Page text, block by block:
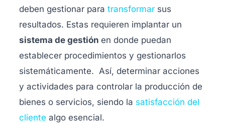
deben gestionar para transformar sus
resultados. Estas requieren implantar un
sistema de gestión en donde puedan
establecer procedimientos y gestionarlos
sistemáticamente. Así, determinar acciones
y actividades para controlar la producción de
bienes o servicios, siendo la satisfacción del
cliente algo esencial.